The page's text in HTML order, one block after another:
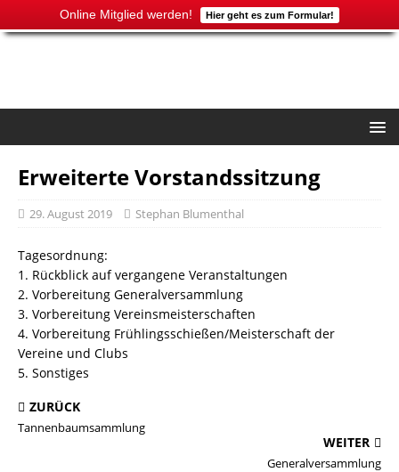
Online Mitglied werden! Hier geht es zum Formular!
Erweiterte Vorstandssitzung
29. August 2019 Stephan Blumenthal
Tagesordnung:
1. Rückblick auf vergangene Veranstaltungen
2. Vorbereitung Generalversammlung
3. Vorbereitung Vereinsmeisterschaften
4. Vorbereitung Frühlingsschießen/Meisterschaft der
Vereine und Clubs
5. Sonstiges
ZURÜCK
Tannenbaumsammlung
WEITER
Generalversammlung